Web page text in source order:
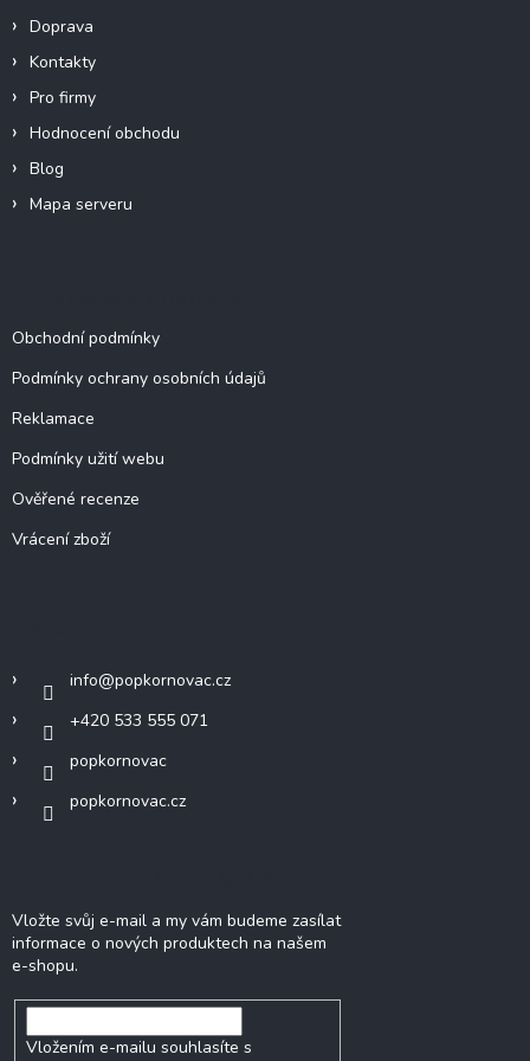
Doprava
Kontakty
Pro firmy
Hodnocení obchodu
Blog
Mapa serveru
Obchodní podmínky
Podmínky ochrany osobních údajů
Reklamace
Podmínky užití webu
Ověřené recenze
Vrácení zboží
info@popkornovac.cz
+420 533 555 071
popkornovac
popkornovac.cz
Vložte svůj e-mail a my vám budeme zasílat
informace o nových produktech na našem
e-shopu.
Vložením e-mailu souhlasíte s